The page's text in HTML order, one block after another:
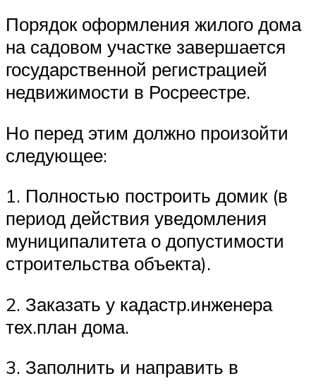
Порядок оформления жилого дома
на садовом участке завершается
государственной регистрацией
недвижимости в Росреестре.
Но перед этим должно произойти
следующее:
1. Полностью построить домик (в
период действия уведомления
муниципалитета о допустимости
строительства объекта).
2. Заказать у кадастр.инженера
тех.план дома.
3. Заполнить и направить в